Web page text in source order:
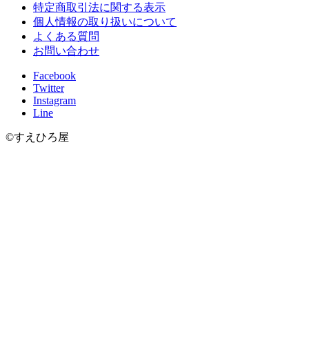
特定商取引法に関する表示
個人情報の取り扱いについて
よくある質問
お問い合わせ
Facebook
Twitter
Instagram
Line
©すえひろ屋